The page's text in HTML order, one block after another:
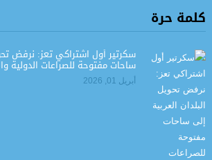
كلمة حرة
سكرتير أول اشتراكي تعز: نرفض
ساحات مفتوحة للصراعات الدولية
أبريل 01, 2026